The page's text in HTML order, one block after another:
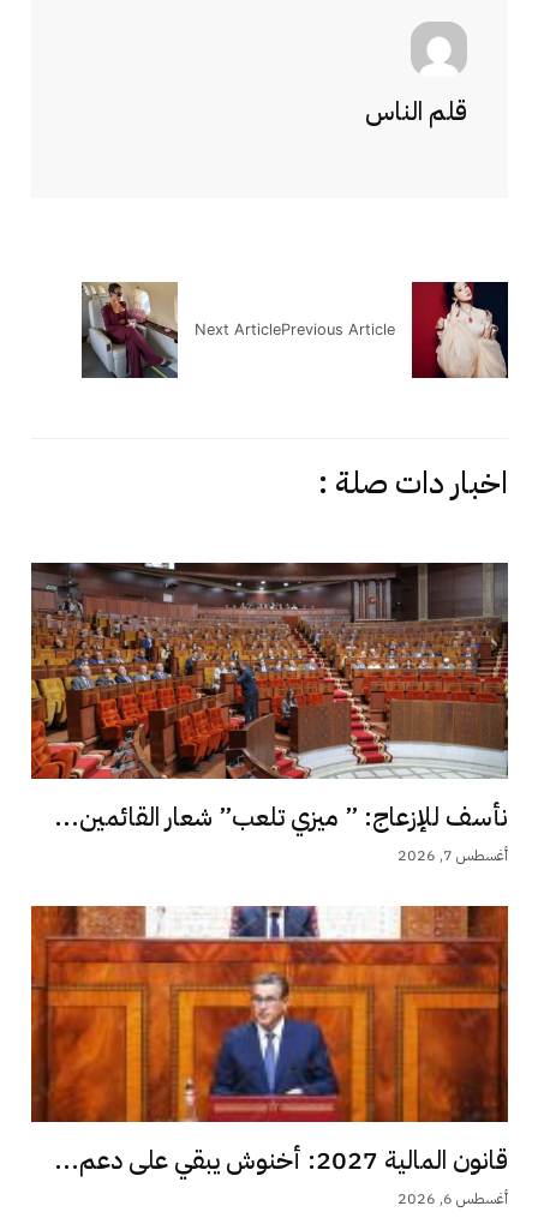
قلم الناس
Previous Article
Next Article
اخبار دات صلة :
نأسف للإزعاج: ” ميزي تلعب” شعار القائمين...
أغسطس 7, 2026
قانون المالية 2027: أخنوش يبقي على دعم...
أغسطس 6, 2026